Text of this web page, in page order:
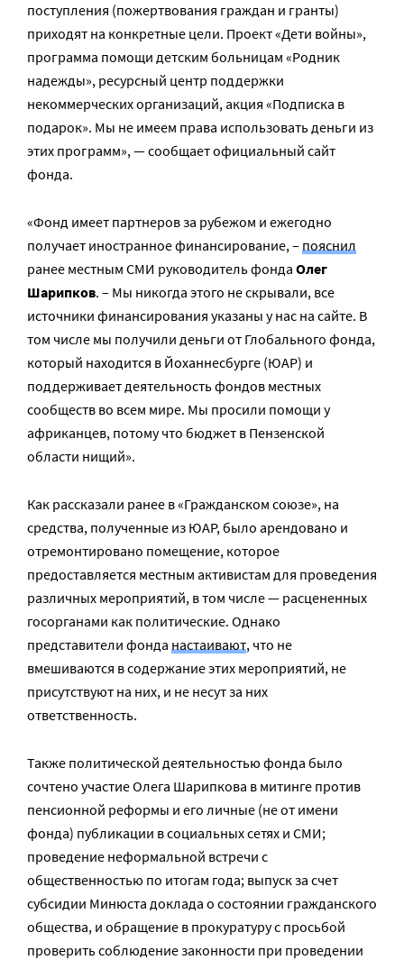
поступления (пожертвования граждан и гранты)
приходят на конкретные цели. Проект «Дети войны»,
программа помощи детским больницам «Родник
надежды», ресурсный центр поддержки
некоммерческих организаций, акция «Подписка в
подарок». Мы не имеем права использовать деньги из
этих программ», — сообщает официальный сайт
фонда.
«Фонд имеет партнеров за рубежом и ежегодно
получает иностранное финансирование, – пояснил
ранее местным СМИ руководитель фонда Олег
Шарипков. – Мы никогда этого не скрывали, все
источники финансирования указаны у нас на сайте. В
том числе мы получили деньги от Глобального фонда,
который находится в Йоханнесбурге (ЮАР) и
поддерживает деятельность фондов местных
сообществ во всем мире. Мы просили помощи у
африканцев, потому что бюджет в Пензенской
области нищий».
Как рассказали ранее в «Гражданском союзе», на
средства, полученные из ЮАР, было арендовано и
отремонтировано помещение, которое
предоставляется местным активистам для проведения
различных мероприятий, в том числе — расцененных
госорганами как политические. Однако
представители фонда настаивают, что не
вмешиваются в содержание этих мероприятий, не
присутствуют на них, и не несут за них
ответственность.
Также политической деятельностью фонда было
сочтено участие Олега Шарипкова в митинге против
пенсионной реформы и его личные (не от имени
фонда) публикации в социальных сетях и СМИ;
проведение неформальной встречи с
общественностью по итогам года; выпуск за счет
субсидии Минюста доклада о состоянии гражданского
общества, и обращение в прокуратуру с просьбой
проверить соблюдение законности при проведении